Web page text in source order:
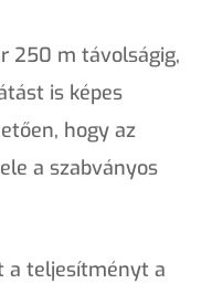
250 m távolságig,
is képes
hogy az
a szabványos
a teljesítményt a